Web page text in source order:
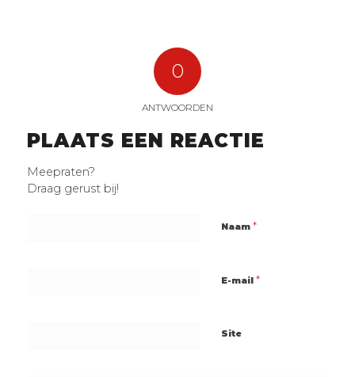
0
ANTWOORDEN
PLAATS EEN REACTIE
Meepraten?
Draag gerust bij!
Naam *
E-mail *
Site